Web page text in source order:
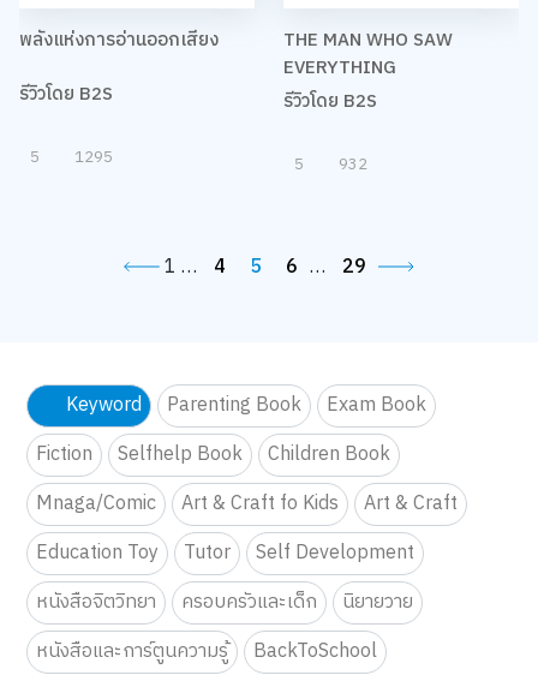
พลังแห่งการอ่านออกเสียง
รีวิวโดย B2S
5 1295
THE MAN WHO SAW
EVERYTHING
รีวิวโดย B2S
5 932
1 … 4 5 6 … 29
Keyword Parenting Book
Exam Book
Fiction
Selfhelp Book
Children Book
Mnaga/Comic
Art & Craft fo Kids
Art & Craft
Education Toy
Tutor
Self Development
หนังสือจิตวิทยา
ครอบครัวและเด็ก
นิยายวาย
หนังสือและการ์ตูนความรู้
BackToSchool